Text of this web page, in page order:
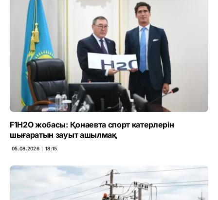
F1H2O жобасы: Қонаевта спорт катерлерін
шығаратын зауыт ашылмақ
05.08.2026 ∣ 18:15